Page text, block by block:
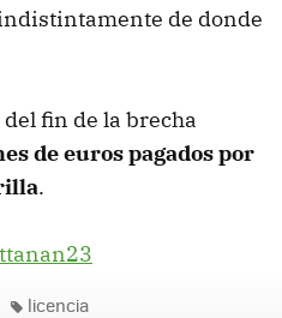
de donde
fin de la brecha
de euros pagados por
.
licencia